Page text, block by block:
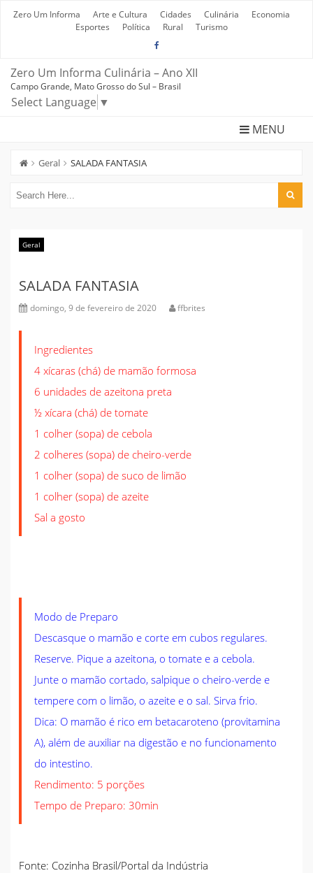
Zero Um Informa Arte e Cultura Cidades Culinária
Economia
Esportes
Política Rural Turismo
Zero Um Informa Culinária – Ano XII
Campo Grande, Mato Grosso do Sul – Brasil
Select Language ▼
MENU
Geral SALADA FANTASIA
Geral
SALADA FANTASIA
domingo, 9 de fevereiro de 2020 ffbrites
Ingredientes
4 xícaras (chá) de mamão formosa
6 unidades de azeitona preta
½ xícara (chá) de tomate
1 colher (sopa) de cebola
2 colheres (sopa) de cheiro-verde
1 colher (sopa) de suco de limão
1 colher (sopa) de azeite
Sal a gosto
Modo de Preparo
Descasque o mamão e corte em cubos regulares.
Reserve. Pique a azeitona, o tomate e a cebola.
Junte o mamão cortado, salpique o cheiro-verde e
tempere com o limão, o azeite e o sal. Sirva frio.
Dica: O mamão é rico em betacaroteno (provitamina
A), além de auxiliar na digestão e no funcionamento
do intestino.
Rendimento: 5 porções
Tempo de Preparo: 30min
Fonte: Cozinha Brasil/Portal da Indústria